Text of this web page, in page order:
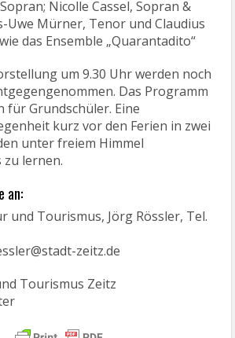
Nicolle Cassel, Sopran &
Uwe Mürner, Tenor und Claudius
das Ensemble „Quarantadito“
um 9.30 Uhr werden noch
Das Programm
für Grundschüler. Eine
kurz vor den Ferien in zwei
unter freiem Himmel
lernen.
an:
und Tourismus, Jörg Rössler, Tel.
zeitz.de
Tourismus Zeitz